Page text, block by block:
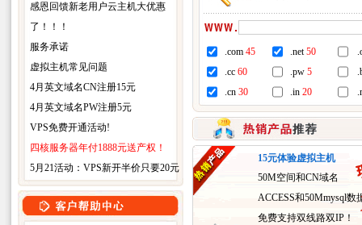
感恩回馈新老用户云主机大优惠
了！！！
服务承诺
虚拟主机常见问题
4月英文域名CN注册15元
4月英文域名PW注册5元
VPS免费开通活动!
四核服务器年付1888元送产权！
5月21活动：VPS新开半价只要20元
.com 45 .net50
.cc 60 .pw 5
.cn 30 .in 20
15元体验虚拟主机
50M空间和CN域名
ACCESS和50Mmysql数
免费支持双线路双IP！